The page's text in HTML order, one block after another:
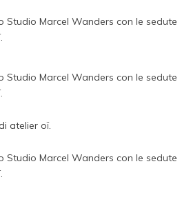
Studio Marcel Wanders con le sedute
Studio Marcel Wanders con le sedute
atelier oï.
Studio Marcel Wanders con le sedute